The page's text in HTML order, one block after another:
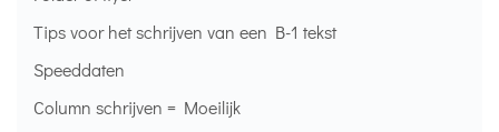
Tips voor het schrijven van een B-1 tekst
Speeddaten
Column schrijven = Moeilijk